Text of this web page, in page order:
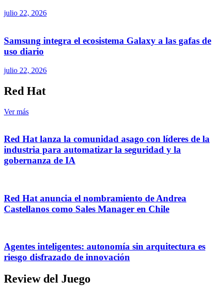
julio 22, 2026
Samsung integra el ecosistema Galaxy a las gafas de
uso diario
julio 22, 2026
Red Hat
Ver más
Red Hat lanza la comunidad asago con líderes de la
industria para automatizar la seguridad y la
gobernanza de IA
Red Hat anuncia el nombramiento de Andrea
Castellanos como Sales Manager en Chile
Agentes inteligentes: autonomía sin arquitectura es
riesgo disfrazado de innovación
Review del Juego